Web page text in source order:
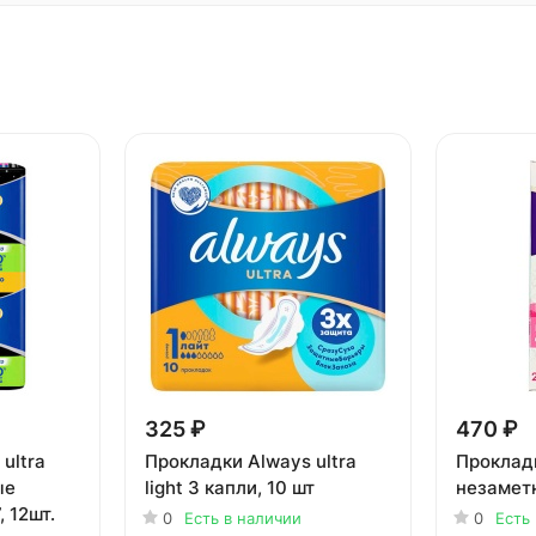
ultra
12шт.
325 ₽
Прокладки Always ultra
light 3 капли, 10 шт
0
Есть в наличии
470 ₽
0
Есть